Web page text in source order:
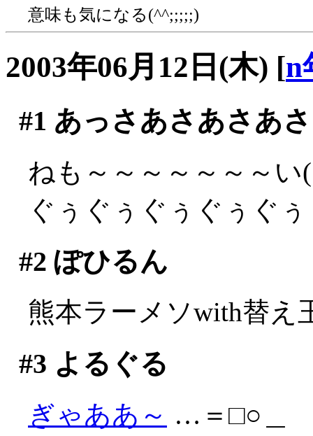
意味も気になる(^^;;;;;)
2003年06月12日(木) [n
#1 あっさあさあさあ
ねも～～～～～～～い
ぐぅぐぅぐぅぐぅぐ
#2 ぽひるん
熊本ラーメソwith替え
#3 よるぐる
ぎゃああ～ …＝□○＿